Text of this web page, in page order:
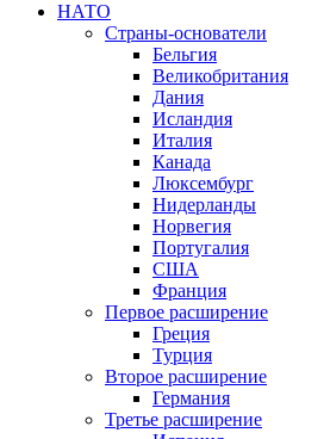
НАТО
Страны-основатели
Бельгия
Великобритания
Дания
Исландия
Италия
Канада
Люксембург
Нидерланды
Норвегия
Португалия
США
Франция
Первое расширение
Греция
Турция
Второе расширение
Германия
Третье расширение